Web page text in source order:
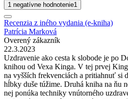
1 negatívne hodnotenie1
Recenzia z iného vydania (e-kniha)
Patrícia Marková
Overený zákazník
22.3.2023
Uzdravenie ako cesta k slobode je po
knihou od Vexa Kinga. V tej prvej
na vyšších frekvenciách a pritiahnuť si
hĺbky duše túžime. Druhá kniha na ňu
nej ponúka techniky vnútorného